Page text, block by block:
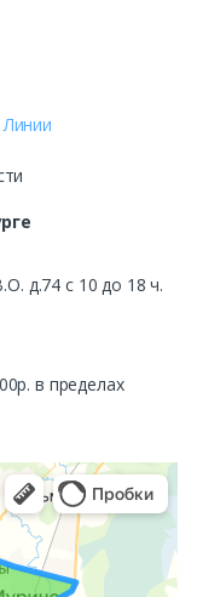
д.74 с 10 до 18 ч.
в пределах